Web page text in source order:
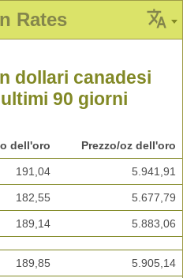
Rates
dollari canadesi
90 giorni
dell'oro Prezzo/oz dell'oro
191,04 5.941,91
182,55 5.677,79
189,14 5.883,06
189,85 5.905,14